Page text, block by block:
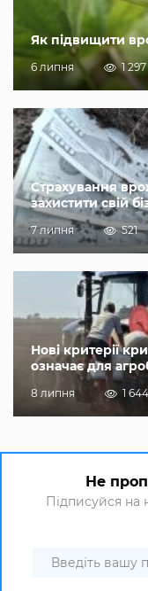
Як підвищити
6 липня 1 297
Страхування
захистити свій
7 липня 521
Нові критерії
означає для
8 липня 1 644
Не
Підписуйся на